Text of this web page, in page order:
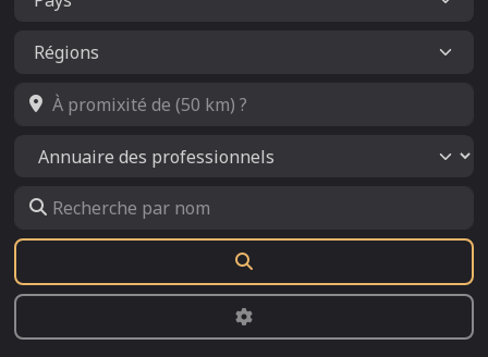
À promixité de (50 km) ?
Select search type
Recherche par nom
Advanced Filters